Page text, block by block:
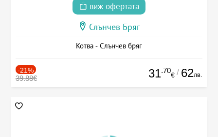
виж офертата
Слънчев Бряг
Котва - Слънчев бряг
-21%
39.88€ 31.70
€ / 62лв.